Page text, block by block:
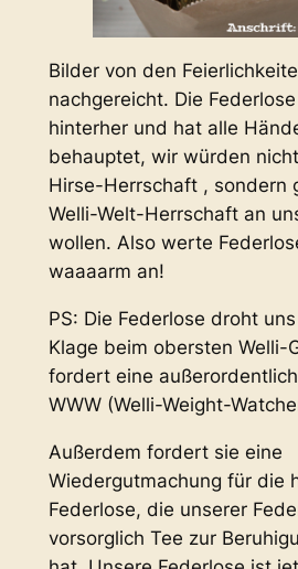
Bilder von den
nachgereicht. Die
hinterher und hat alle
behauptet, wir würden
Hirse-Herrschaft , sondern
Welli-Welt-Herrschaft an
wollen. Also werte
waaaarm an!
PS: Die Federlose droht
Klage beim obersten Welli-
fordert eine
WWW (Welli-Weight-
Außerdem fordert sie eine
Wiedergutmachung für die
Federlose, die unserer
vorsorglich Tee zur